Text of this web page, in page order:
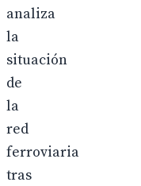
analiza
la
situación
de
la
red
ferroviaria
tras